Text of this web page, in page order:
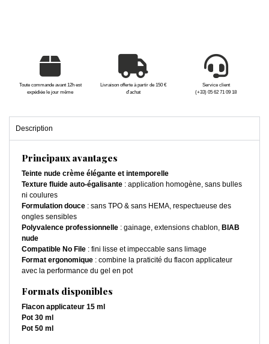
Toute commande avant 12h est
expédiée le jour même
Livraison offerte à partir de 150 €
d'achat
Service client
(+33) 05 62 71 09 18
Description
Principaux avantages
Teinte nude crème élégante et intemporelle
Texture fluide auto-égalisante : application homogène, sans bulles
ni coulures
Formulation douce : sans TPO & sans HEMA, respectueuse des
ongles sensibles
Polyvalence professionnelle : gainage, extensions chablon, BIAB
nude
Compatible No File : fini lisse et impeccable sans limage
Format ergonomique : combine la praticité du flacon applicateur
avec la performance du gel en pot
Formats disponibles
Flacon applicateur 15 ml
Pot 30 ml
Pot 50 ml